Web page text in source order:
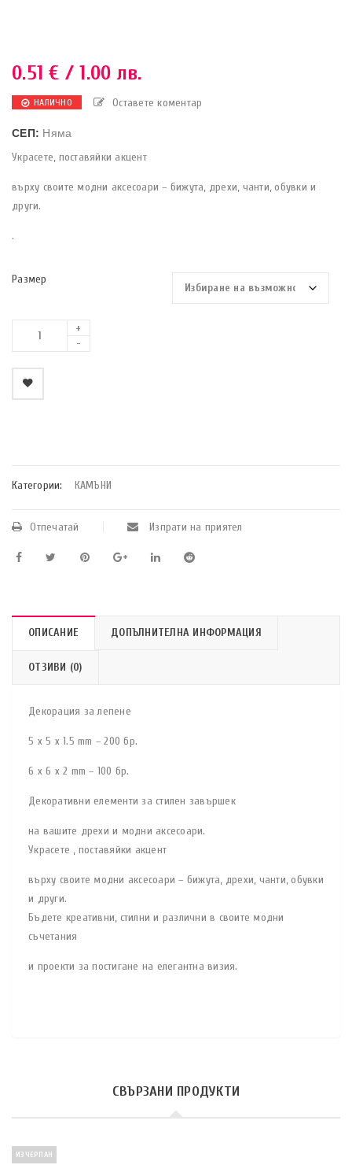
0.51€ / 1.00 лв.
НАЛИЧНО Оставете коментар
СЕП: Няма
Украсете, поставяйки акцент
върху своите модни аксесоари – бижута, дрехи, чанти, обувки и
други.
.
Размер
Категории: КАМЪНИ
Отпечатай Изпрати на приятел
ОПИСАНИЕ ДОПЪЛНИТЕЛНА ИНФОРМАЦИЯ
ОТЗИВИ (0)
Декорация за лепене
5 x 5 x 1.5 mm – 200 бр.
6 x 6 x 2 mm – 100 бр.
Декоративни елементи за стилен завършек
на вашите дрехи и модни аксесоари.
Украсете , поставяйки акцент
върху своите модни аксесоари – бижута, дрехи, чанти, обувки
и други.
Бъдете креативни, стилни и различни в своите модни
съчетания
и проекти за постигане на елегантна визия.
СВЪРЗАНИ ПРОДУКТИ
ИЗЧЕРПАН